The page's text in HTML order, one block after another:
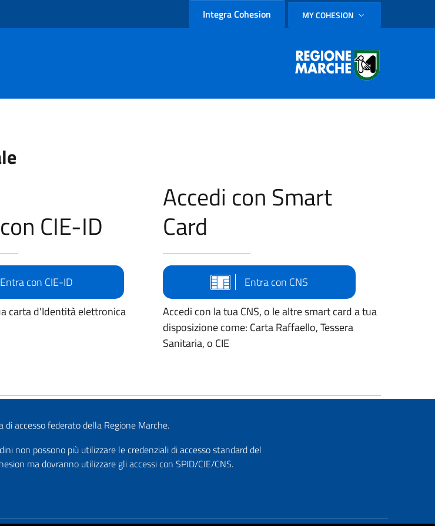
Integra Cohesion SELEZIONE LINGUA:
MY COHESION
CIE-ID
Entra con CIE-ID
carta d'Identità elettronica
Accedi con Smart
Card
Entra con CNS
Accedi con la tua CNS, o le altre smart card a tua
disposizione come: Carta Raffaello, Tessera
Sanitaria, o CIE
di accesso federato della Regione Marche.
non possono più utilizzare le credenziali di accesso standard del
ma dovranno utilizzare gli accessi con SPID/CIE/CNS.